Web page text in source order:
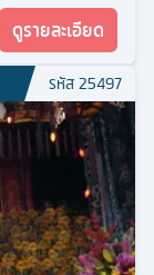
ดูรายละเอียด
รหัส25497